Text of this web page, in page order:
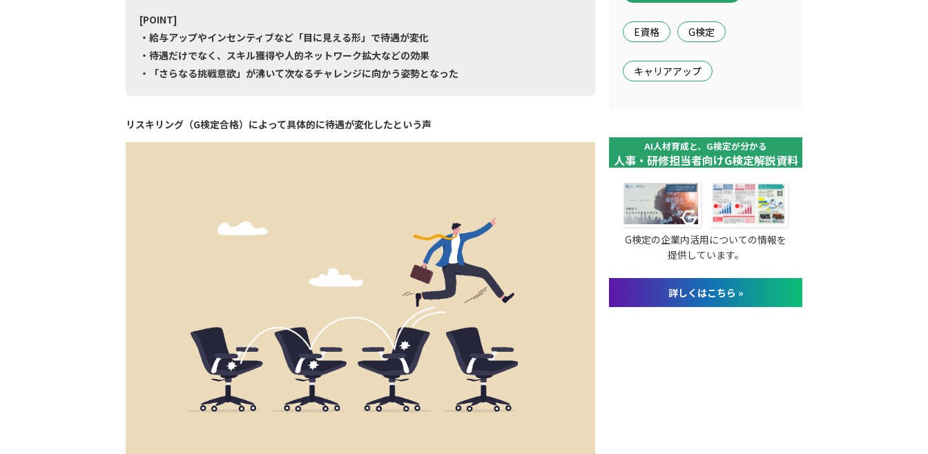
[POINT]
・給与アップやインセンティブなど「目に見える形」で待遇が変化
・待遇だけでなく、スキル獲得や人的ネットワーク拡大などの効果
・「さらなる挑戦意欲」が沸いて次なるチャレンジに向かう姿勢となった
リスキリング（G検定合格）によって具体的に待遇が変化したという声
E資格 G検定
キャリアアップ
AI人材育成と、G検定が分かる
人事・研修担当者向けG検定解説資料
G検定の企業内活用についての情報を
提供しています。
詳しくはこちら »